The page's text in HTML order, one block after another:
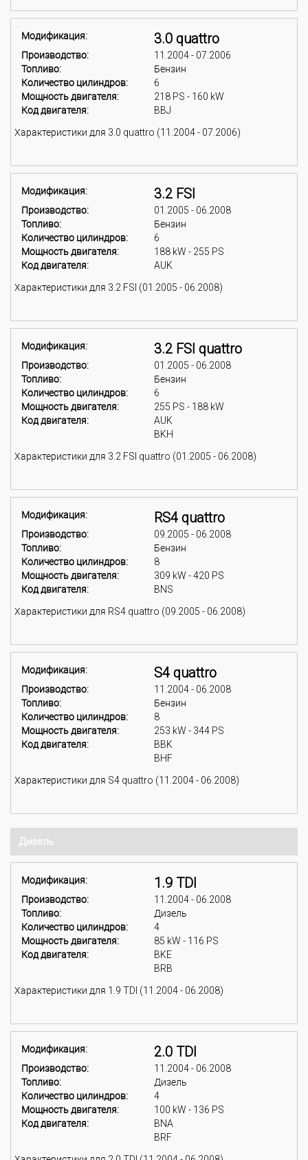
Модификация: 3.0 quattro
Производство:
11.2004 - 07.2006
Топливо:
Бензин
Количество цилиндров:
6
Мощность двигателя:
218 PS - 160 kW
Код двигателя:
BBJ
Характеристики для 3.0 quattro (11.2004 - 07.2006)
Модификация: 3.2 FSI
Производство:
01.2005 - 06.2008
Топливо:
Бензин
Количество цилиндров:
6
Мощность двигателя:
188 kW - 255 PS
Код двигателя:
AUK
Характеристики для 3.2 FSI (01.2005 - 06.2008)
Модификация: 3.2 FSI quattro
Производство:
01.2005 - 06.2008
Топливо:
Бензин
Количество цилиндров:
6
Мощность двигателя:
255 PS - 188 kW
Код двигателя:
AUK
BKH
Характеристики для 3.2 FSI quattro (01.2005 - 06.2008)
Модификация: RS4 quattro
Производство:
09.2005 - 06.2008
Топливо:
Бензин
Количество цилиндров:
8
Мощность двигателя:
309 kW - 420 PS
Код двигателя:
BNS
Характеристики для RS4 quattro (09.2005 - 06.2008)
Модификация: S4 quattro
Производство:
11.2004 - 06.2008
Топливо:
Бензин
Количество цилиндров:
8
Мощность двигателя:
253 kW - 344 PS
Код двигателя:
BBK
BHF
Характеристики для S4 quattro (11.2004 - 06.2008)
Дизель
Модификация: 1.9 TDI
Производство:
11.2004 - 06.2008
Топливо:
Дизель
Количество цилиндров:
4
Мощность двигателя:
85 kW - 116 PS
Код двигателя:
BKE
BRB
Характеристики для 1.9 TDI (11.2004 - 06.2008)
Модификация: 2.0 TDI
Производство:
11.2004 - 06.2008
Топливо:
Дизель
Количество цилиндров:
4
Мощность двигателя:
100 kW - 136 PS
Код двигателя:
BNA
BRF